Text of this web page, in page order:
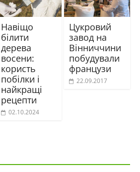
Навіщо
білити
дерева
восени:
користь
побілки і
найкращі
рецепти
02.10.2024
Цукровий
завод на
Вінниччини
побудували
французи
22.09.2017